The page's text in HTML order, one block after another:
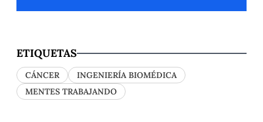
ETIQUETAS
CÁNCER
INGENIERÍA BIOMÉDICA
MENTES TRABAJANDO